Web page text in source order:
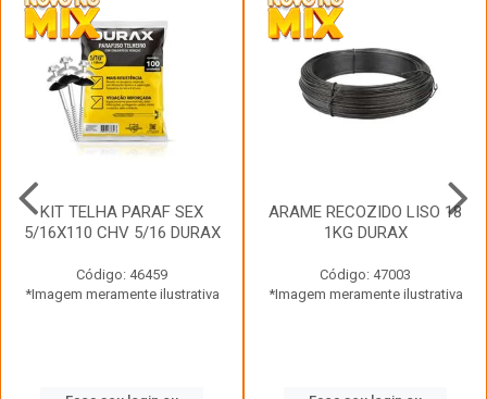
KIT TELHA PARAF SEX
5/16X110 CHV 5/16 DURAX
Código: 46459
*Imagem meramente ilustrativa
ARAME RECOZIDO LISO 18
1KG DURAX
Código: 47003
*Imagem meramente ilustrativa